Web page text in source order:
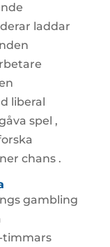
laddar
liberal
spel ,
chans .
gambling
timmars